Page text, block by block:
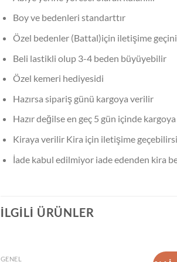
Boy ve bedenleri standarttır
Özel bedenler (Battal)için iletişime
Beli lastikli olup 3-4 beden büyüyebilir
Özel kemeri hediyesidi
Hazırsa sipariş günü kargoya verilir
Hazır değilse en geç 5 gün içinde
Kiraya verilir Kira için iletişime
İade kabul edilmiyor iade edenden kira
İLGILI ÜRÜNLER
GENEL GENEL